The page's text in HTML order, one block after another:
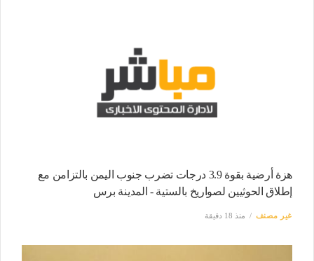
هزة أرضية بقوة 3.9 درجات تضرب جنوب اليمن بالتزامن مع
إطلاق الحوثيين لصواريخ بالستية - المدينة برس
غير مصنف منذ 18 دقيقة